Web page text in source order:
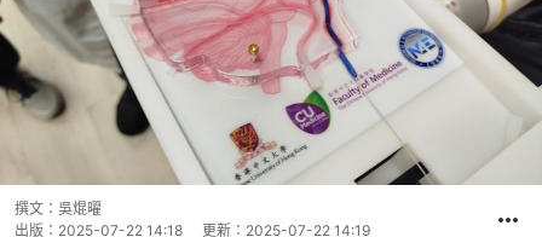
撰文： 吳焜曜
出版： 2025-07-22 14:18 更新： 2025-07-22 14:19